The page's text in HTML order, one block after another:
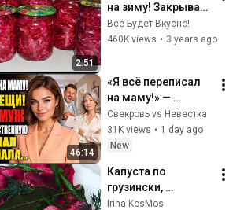
2:51
на зиму! Закрываю
такой капусты не
менее 20 банок.
свеклой
Всё Будет Вкусно!
460K views • 3 years ago
46:14
«Я всё переписал
на маму!» —
смеялся муж. Но
он забыл об одной
важной детали
Свекровь vs Невестка
31K views • 1 day ago
New
Капуста по
грузински,
правильной
Irina KosMos